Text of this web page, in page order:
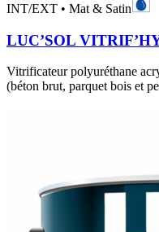
INT/EXT • Mat & Satin
LUC’SOL
Vitrificateur polyuréthane
(béton brut, parquet bois et